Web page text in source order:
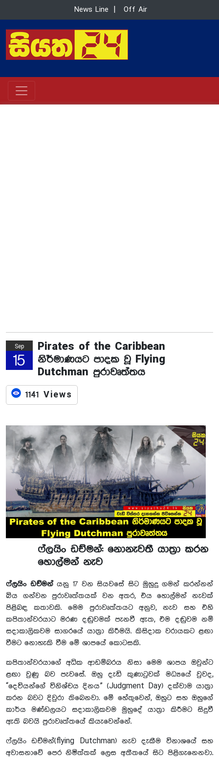
News Line Off Air
Sep
15
Pirates of the Caribbean
නිර්මාණයට පාදක වූ Flying
Dutchman පුරාවෘත්තය
1141 Views
ෆ්ලයිං ඩච්මන්: නොනැවතී යාත්‍රා කරන
හොල්මන් නැව
ෆ්ලයිං ඩච්මන්යනු 17 වන සියවසේ සිට මුහුදු ගමන් කරන්නන්
බිය ගන්වන පුරාවෘත්තයක් වන අතර, එය හොල්මන් නැවක්
පිළිබඳ කතාවකි. මෙම පුරාවෘත්තයට අනුව, නැව සහ එහි
කපිතාන්වරයාට මරණ දඬුවමක් පැනවී ඇත, එම දඬුවම නම්
සදාකාලිකවම සාගරයේ යාත්‍රා කිරීමයි. කිසිදාක වරායකට ළඟා
වීමට නොහැකි වීම මේ ශාපයේ කොටසකි.
කපිතාන්වරයාගේ අධික ආඩම්බරය නිසා මෙම ශාපය ඔවුන්ට
ළඟා වුණු බව පැවසේ. ඔහු දැඩි කුණාටුවක් මධ්‍යයේ වුවද,
“දෙවියන්ගේ විනිශ්චය දිනය” (Judgment Day) දක්වාම යාත්‍රා
කරන බවට දිවුරා තිබෙනවා. මේ හේතුවෙන්, ඔහුට සහ ඔහුගේ
කාර්ය මණ්ඩලයට සදාකාලිකවම මුහුදේ යාත්‍රා කිරීමට සිදුවී
ඇති බවයි පුරාවෘත්තයේ කියැවෙන්නේ.
ෆ්ලයිං ඩච්මන්(flying Dutchman) නැව දැකීම විනාශයේ සහ
අවාසනාවේ පෙර නිමිත්තක් ලෙස අතීතයේ සිට පිළිගැනෙනවා.